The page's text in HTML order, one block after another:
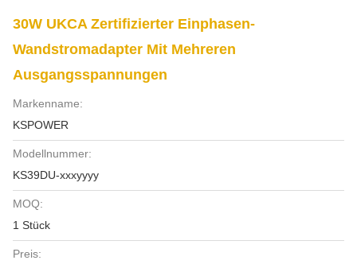
30W UKCA Zertifizierter Einphasen-
Wandstromadapter Mit Mehreren
Ausgangsspannungen
Markenname:
KSPOWER
Modellnummer:
KS39DU-xxxyyyy
MOQ:
1 Stück
Preis: